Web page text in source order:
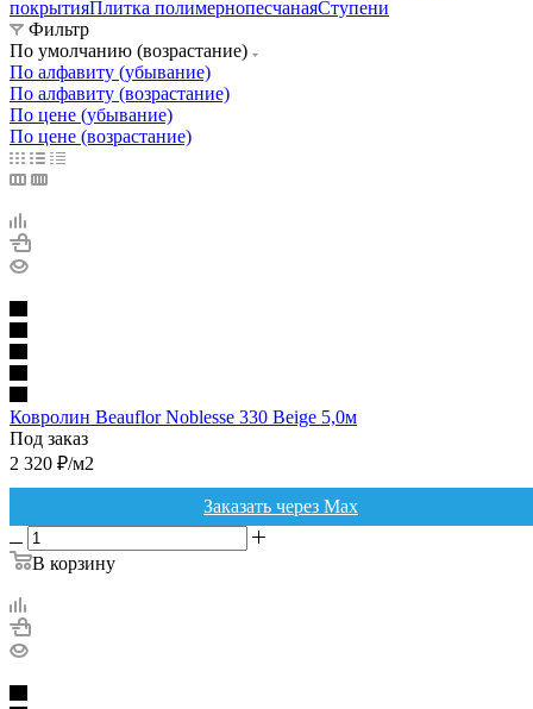
покрытияПлитка полимернопесчанаяСтупени
Фильтр
По умолчанию (возрастание)
По алфавиту (убывание)
По алфавиту (возрастание)
По цене (убывание)
По цене (возрастание)
Ковролин Beauflor Noblesse 330 Beige 5,0м
Под заказ
2 320 ₽/м2
Заказать через Max
В корзину